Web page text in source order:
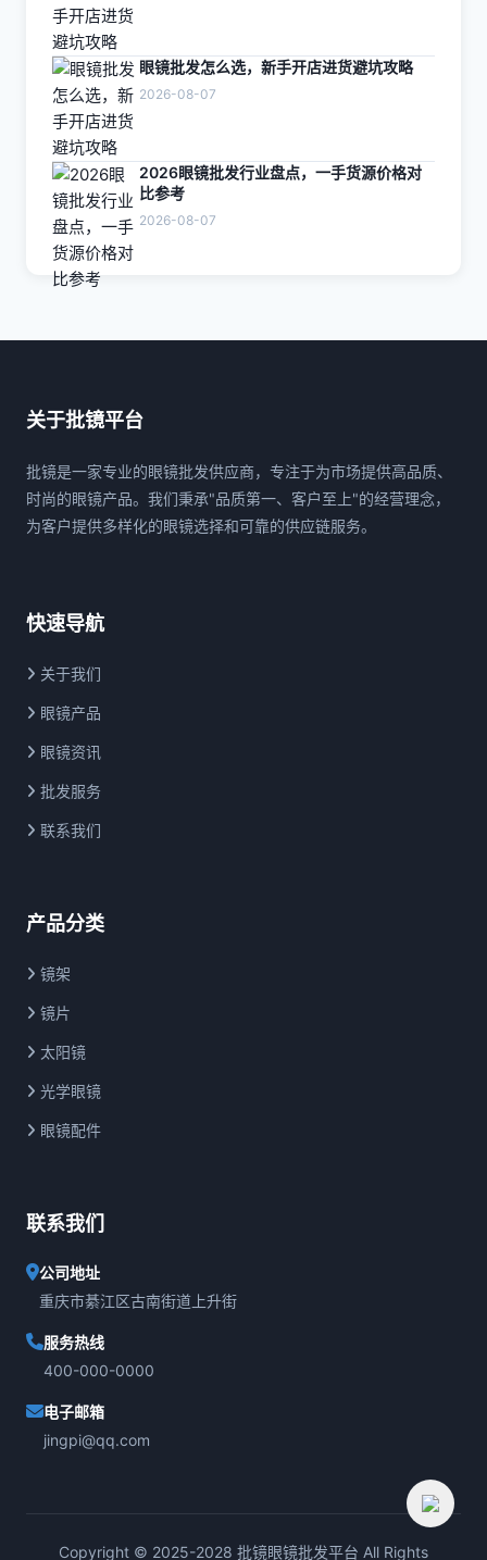
眼镜批发怎么选，新手开店进货避坑攻略
2026-08-07
2026眼镜批发行业盘点，一手货源价格对
比参考
2026-08-07
关于批镜平台
批镜是一家专业的眼镜批发供应商，专注于为市场提供高品质、
时尚的眼镜产品。我们秉承"品质第一、客户至上"的经营理念，
为客户提供多样化的眼镜选择和可靠的供应链服务。
快速导航
关于我们
眼镜产品
眼镜资讯
批发服务
联系我们
产品分类
镜架
镜片
太阳镜
光学眼镜
眼镜配件
联系我们
公司地址
重庆市綦江区古南街道上升街
服务热线
400-000-0000
电子邮箱
jingpi@qq.com
Copyright © 2025-2028 批镜眼镜批发平台 All Rights